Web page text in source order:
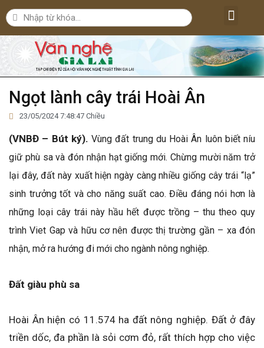
Ngọt lành cây trái Hoài Ân
23/05/2024 7:48:47 Chiều
(VNBĐ – Bút ký). Vùng đất trung du Hoài Ân luôn biết níu
giữ phù sa và đón nhận hạt giống mới. Chừng mười năm trở
lại đây, đất này xuất hiện ngày càng nhiều giống cây trái “lạ”
sinh trưởng tốt và cho năng suất cao. Điều đáng nói hơn là
những loại cây trái này hầu hết được trồng – thu theo quy
trình Viet Gap và hữu cơ nên được thị trường gần – xa đón
nhận, mở ra hướng đi mới cho ngành nông nghiệp.
Đất giàu phù sa
Hoài Ân hiện có 11.574 ha đất nông nghiệp. Đất ở đây
triền dốc, đa phần là sỏi cơm đỏ, rất thích hợp cho việc